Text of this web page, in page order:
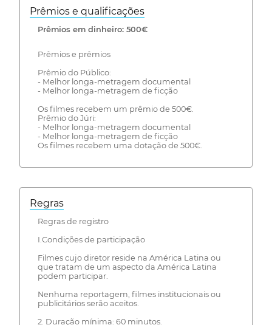
Prêmios e qualificações
Prêmios em dinheiro: 500€
Prêmios e prêmios
Prêmio do Público:
- Melhor longa-metragem documental
- Melhor longa-metragem de ficção
Os filmes recebem um prêmio de 500€.
Prêmio do Júri:
- Melhor longa-metragem documental
- Melhor longa-metragem de ficção
Os filmes recebem uma dotação de 500€.
Regras
Regras de registro
I.Condições de participação
Filmes cujo diretor reside na América Latina ou
que tratam de um aspecto da América Latina
podem participar.
Nenhuma reportagem, filmes institucionais ou
publicitários serão aceitos.
2. Duração mínima: 60 minutos.